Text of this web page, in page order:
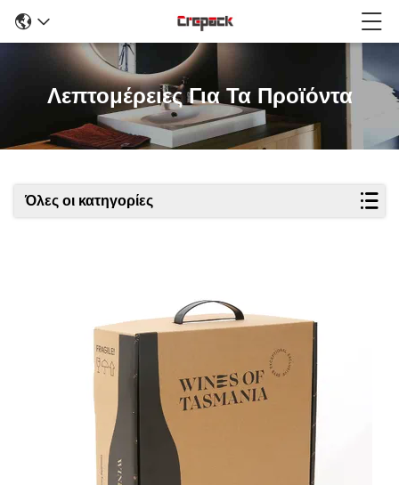
Λεπτομέρειες Για Τα Προϊόντα
Όλες οι κατηγορίες